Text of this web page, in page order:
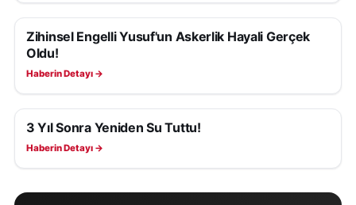
YAŞAM
Zihinsel Engelli Yusuf'un Askerlik Hayali Gerçek
Oldu!
Haberin Detayı →
YAŞAM
3 Yıl Sonra Yeniden Su Tuttu!
Haberin Detayı →